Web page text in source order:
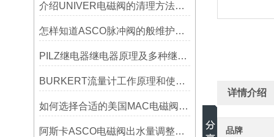
介绍UNIVER电磁阀的清理方法及使用窍门
怎样知道ASCO脉冲阀的般维护和故障处理有哪些？
PILZ继电器继电器原理及多种继电器介绍
BURKERT流量计工作原理和使用方法说明介绍
如何选择合适的美国MAC电磁阀以优化系统性能？
阿斯卡ASCO电磁阀出水量调整技巧
详情介绍
品牌